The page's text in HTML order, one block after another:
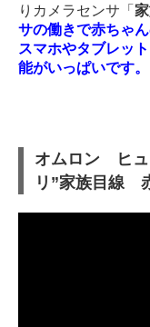
りカメラセンサ「
サの働きで赤ちゃ
スマホやタブレッ
能がいっぱいです。
オムロン ヒ
リ”家族目線